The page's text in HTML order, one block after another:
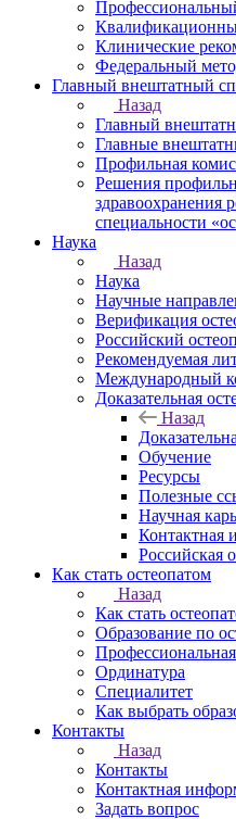
Клинические
Федеральный
Главный внештатный
Назад
Главный
Главные
Профильная
Решения
здравоохранения
специальности
Наука
Назад
Наука
Научные
Верификация
Российский
Рекомендуемая
Международный
Доказательная
Назад
Обучение
Ресурсы
Полезные
Научная
Контактная
Российская
Как стать остеопатом
Назад
Как стать
Образование по
Ординатура
Специалитет
Как выбрать
Контакты
Назад
Контакты
Контактная
Задать вопрос